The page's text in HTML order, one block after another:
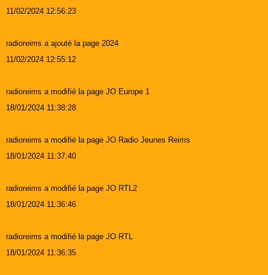
11/02/2024 12:56:23
radioreims a ajouté la page 2024
11/02/2024 12:55:12
radioreims a modifié la page JO Europe 1
18/01/2024 11:38:28
radioreims a modifié la page JO Radio Jeunes Reims
18/01/2024 11:37:40
radioreims a modifié la page JO RTL2
18/01/2024 11:36:46
radioreims a modifié la page JO RTL
18/01/2024 11:36:35